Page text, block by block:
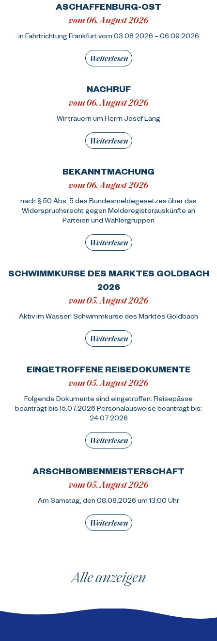
ASCHAFFENBURG-OST
vom 06. August 2026
in Fahrtrichtung Frankfurt vom 03.08.2026 – 06.09.2026
Weiterlesen
NACHRUF
vom 06. August 2026
Wir trauern um Herrn Josef Lang
Weiterlesen
BEKANNTMACHUNG
vom 06. August 2026
nach § 50 Abs. 5 des Bundesmeldegesetzes über das
Widerspruchsrecht gegen Melderegisterauskünfte an
Parteien und Wählergruppen
Weiterlesen
SCHWIMMKURSE DES MARKTES GOLDBACH
2026
vom 05. August 2026
Aktiv im Wasser! Schwimmkurse des Marktes Goldbach
Weiterlesen
EINGETROFFENE REISEDOKUMENTE
vom 05. August 2026
Folgende Dokumente sind eingetroffen: Reisepässe
beantragt bis 15.07.2026 Personalausweise beantragt bis:
24.07.2026
Weiterlesen
ARSCHBOMBENMEISTERSCHAFT
vom 05. August 2026
Am Samstag, den 08.08.2026 um 13:00 Uhr
Weiterlesen
Alle anzeigen